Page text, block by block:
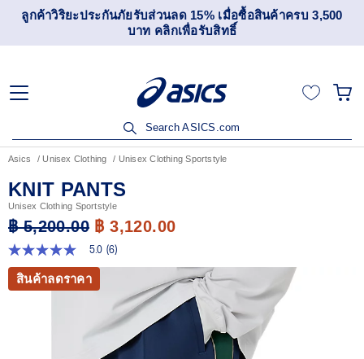
ลูกค้าวิริยะประกันภัยรับส่วนลด 15% เมื่อซื้อสินค้าครบ 3,500
บาท คลิกเพื่อรับสิทธิ์
Search ASICS.com
Asics Unisex Clothing Unisex Clothing Sportstyle
KNIT PANTS
Unisex Clothing Sportstyle
฿ 5,200.00 ฿ 3,120.00
5.0
จาก
ดาว
5.0 (6)
สินค้าลดราคา